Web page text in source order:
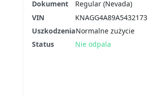
Dokument
Regular (Nevada)
VIN
KNAGG4A89A5432173
UszkodzeniaNormalne zużycie
Status
Nie odpala